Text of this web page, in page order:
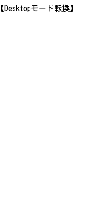
【Desktopモード転換】